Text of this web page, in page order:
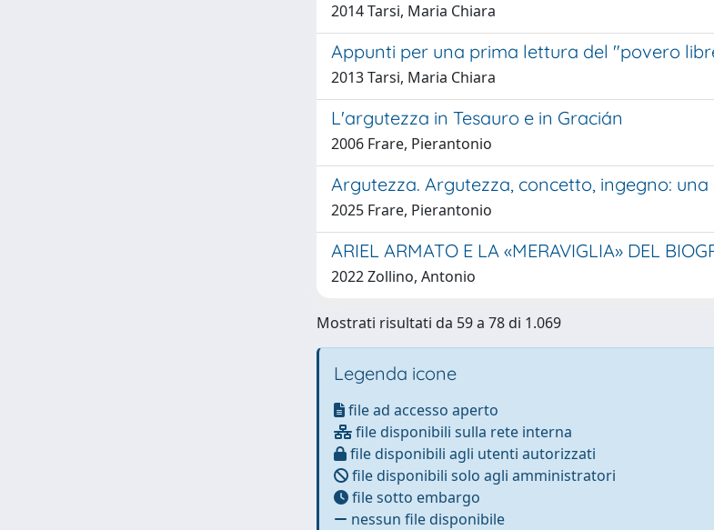
2014 Tarsi, Maria Chiara
Appunti per una prima lettura del "povero
2013 Tarsi, Maria Chiara
L'argutezza in Tesauro e in Gracián
2006 Frare, Pierantonio
Argutezza. Argutezza, concetto, ingegno:
2025 Frare, Pierantonio
ARIEL ARMATO E LA «MERAVIGLIA» DEL
2022 Zollino, Antonio
Mostrati risultati da 59 a 78 di 1.069
Legenda icone
file ad accesso aperto
file disponibili sulla rete interna
file disponibili agli utenti autorizzati
file disponibili solo agli amministratori
file sotto embargo
nessun file disponibile